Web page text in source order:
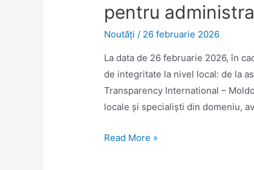
pentru
Noutăţi / 26 februarie 2026
La data de 26 februarie 2026, în
de integritate la nivel local: de la
Transparency International –
locale și specialiști din domeniu,
Consolidarea
Read More »